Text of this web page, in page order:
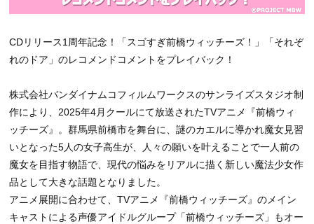
CDリリース1周年記念！「スゴすぎ前橋ウィッチーズ！」「それぞ
れのドア」のレコメンドコメントをプレイバック！
株式会社バンダイナムコフィルムワークスのサンライズスタジオ制
作により、2025年4月クールにて放送されたTVアニメ『前橋ウィ
ッチーズ』。群馬県前橋市を舞台に、謎のカエルに導かれ魔女見習
いとなった5人の女子高生が、人々の願いを叶えることで一人前の
魔女を目指す物語で、現代の悩みをリアルに描く新しい魔法少女作
品として大きな話題となりました。
アニメ展開に合わせて、TVアニメ『前橋ウィッチーズ』のメイン
キャストによる声優アイドルグループ「前橋ウィッチーズ」もオー